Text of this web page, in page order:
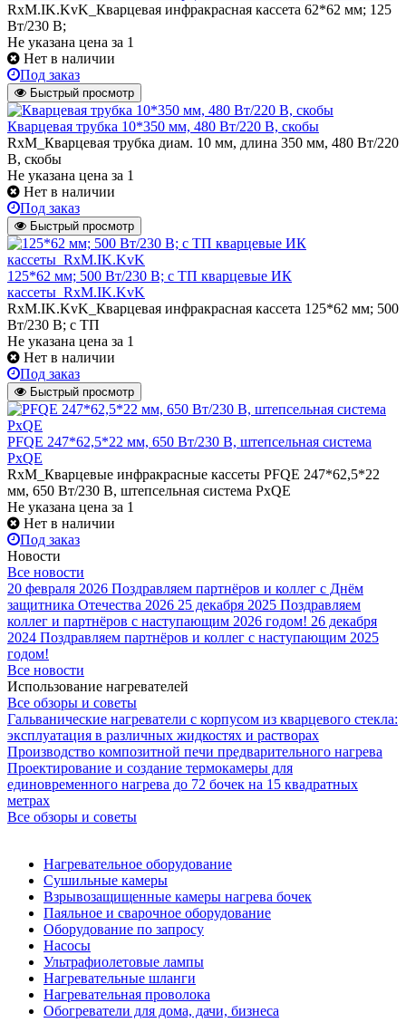
RxM.IK.KvK_Кварцевая инфракрасная кассета 62*62 мм; 125
Вт/230 В;
Не указана цена за 1
Нет в наличии
Под заказ
Быстрый просмотр
Кварцевая трубка 10*350 мм, 480 Вт/220 В, скобы
RxM_Кварцевая трубка диам. 10 мм, длина 350 мм, 480 Вт/220
В, скобы
Не указана цена за 1
Нет в наличии
Под заказ
Быстрый просмотр
125*62 мм; 500 Вт/230 В; с ТП кварцевые ИК
кассеты_RxM.IK.KvK
RxM.IK.KvK_Кварцевая инфракрасная кассета 125*62 мм; 500
Вт/230 В; с ТП
Не указана цена за 1
Нет в наличии
Под заказ
Быстрый просмотр
PFQE 247*62,5*22 мм, 650 Вт/230 В, штепсельная система
PxQE
RxM_Кварцевые инфракрасные кассеты PFQE 247*62,5*22
мм, 650 Вт/230 В, штепсельная система PxQE
Не указана цена за 1
Нет в наличии
Под заказ
Новости
Все новости
20 февраля 2026 Поздравляем партнёров и коллег с Днём
защитника Отечества 2026 25 декабря 2025 Поздравляем
коллег и партнёров с наступающим 2026 годом! 26 декабря
2024 Поздравляем партнёров и коллег с наступающим 2025
годом!
Все новости
Использование нагревателей
Все обзоры и советы
Гальванические нагреватели с корпусом из кварцевого стекла:
эксплуатация в различных жидкостях и растворах
Производство композитной печи предварительного нагрева
Проектирование и создание термокамеры для
единовременного нагрева до 72 бочек на 15 квадратных
метрах
Все обзоры и советы
Нагревательное оборудование
Сушильные камеры
Взрывозащищенные камеры нагрева бочек
Паяльное и сварочное оборудование
Оборудование по запросу
Насосы
Ультрафиолетовые лампы
Нагревательные шланги
Нагревательная проволока
Обогреватели для дома, дачи, бизнеса